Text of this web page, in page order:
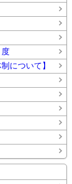
について】